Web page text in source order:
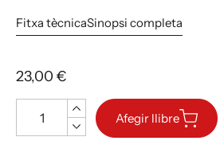
Fitxa tècnicaSinopsi completa
23,00 €
Afegir llibre